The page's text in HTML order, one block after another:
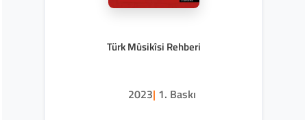
Türk Mûsikîsi Rehberi
2023| 1. Baskı